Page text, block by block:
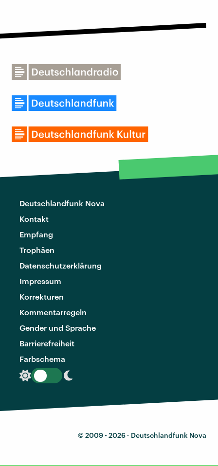
Deutschlandfunk Nova
Kontakt
Empfang
Trophäen
Datenschutzerklärung
Impressum
Korrekturen
Kommentarregeln
Gender und Sprache
Barrierefreiheit
Farbschema
© 2009 - 2026 · Deutschlandfunk Nova